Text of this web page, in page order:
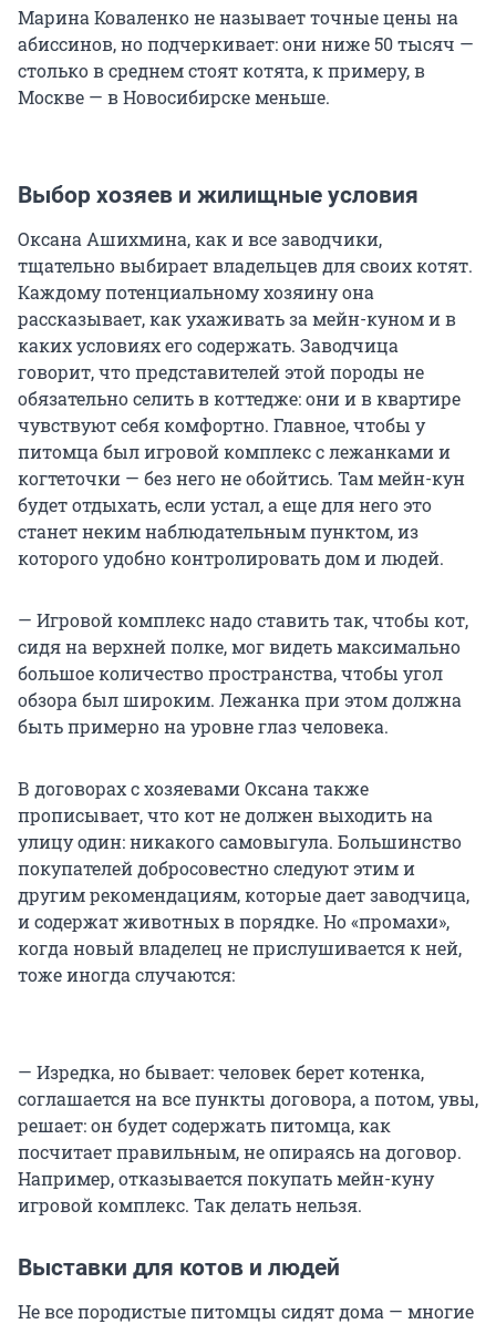
Марина Коваленко не называет точные цены на
абиссинов, но подчеркивает: они ниже 50 тысяч —
столько в среднем стоят котята, к примеру, в
Москве — в Новосибирске меньше.
Выбор хозяев и жилищные условия
Оксана Ашихмина, как и все заводчики,
тщательно выбирает владельцев для своих котят.
Каждому потенциальному хозяину она
рассказывает, как ухаживать за мейн-куном и в
каких условиях его содержать. Заводчица
говорит, что представителей этой породы не
обязательно селить в коттедже: они и в квартире
чувствуют себя комфортно. Главное, чтобы у
питомца был игровой комплекс с лежанками и
когтеточки — без него не обойтись. Там мейн-кун
будет отдыхать, если устал, а еще для него это
станет неким наблюдательным пунктом, из
которого удобно контролировать дом и людей.
— Игровой комплекс надо ставить так, чтобы кот,
сидя на верхней полке, мог видеть максимально
большое количество пространства, чтобы угол
обзора был широким. Лежанка при этом должна
быть примерно на уровне глаз человека.
В договорах с хозяевами Оксана также
прописывает, что кот не должен выходить на
улицу один: никакого самовыгула. Большинство
покупателей добросовестно следуют этим и
другим рекомендациям, которые дает заводчица,
и содержат животных в порядке. Но «промахи»,
когда новый владелец не прислушивается к ней,
тоже иногда случаются:
— Изредка, но бывает: человек берет котенка,
соглашается на все пункты договора, а потом, увы,
решает: он будет содержать питомца, как
посчитает правильным, не опираясь на договор.
Например, отказывается покупать мейн-куну
игровой комплекс. Так делать нельзя.
Выставки для котов и людей
Не все породистые питомцы сидят дома — многие